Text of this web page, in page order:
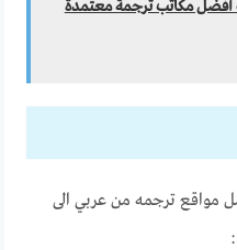
مكاتب ترجمة معتمدة
مواقع ترجمه من عربي الى